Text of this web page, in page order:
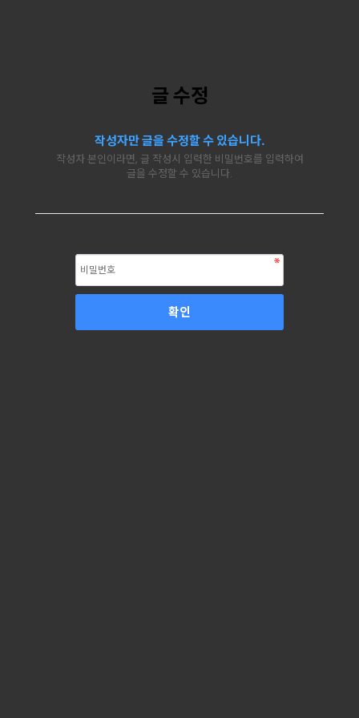
글 수정
작성자만 글을 수정할 수 있습니다.
작성자 본인이라면, 글 작성시 입력한 비밀번호를 입력하여
글을 수정할 수 있습니다.